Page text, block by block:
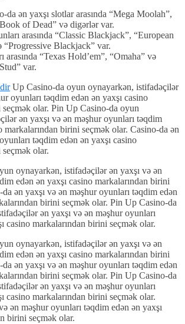
da ən yaxşı slotlar arasında “Mega Moolah”,
of Dead” və digərlər var.
arasında “Classic Blackjack”, “European
“Progressive Blackjack” var.
arasında “Texas Hold’em”, “Omaha” və
var.
Up Casino-da oyun oynayarkən, istifadəçilər
oyunları təqdim edən ən yaxşı casino
seçmək olar. Pin Up Casino-da oyun
ən yaxşı və ən məşhur oyunları təqdim
markalarından birini seçmək olar. Casino-da ən
təqdim edən ən yaxşı casino
olar.
oynayarkən, istifadəçilər ən yaxşı və ən
edən ən yaxşı casino markalarından birini
ən yaxşı və ən məşhur oyunları təqdim edən
birini seçmək olar. Pin Up Casino-da
ən yaxşı və ən məşhur oyunları
casino markalarından birini seçmək olar.
oynayarkən, istifadəçilər ən yaxşı və ən
edən ən yaxşı casino markalarından birini
ən yaxşı və ən məşhur oyunları təqdim edən
birini seçmək olar. Pin Up Casino-da
ən yaxşı və ən məşhur oyunları
casino markalarından birini seçmək olar.
ən məşhur oyunları təqdim edən ən yaxşı
birini seçmək olar.